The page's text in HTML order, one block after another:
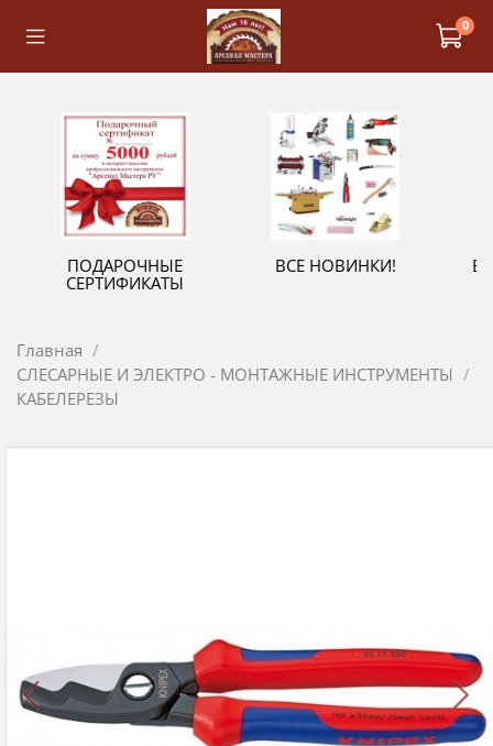
0
ПОДАРОЧНЫЕ
СЕРТИФИКАТЫ
ВСЕ НОВИНКИ!
Главная
СЛЕСАРНЫЕ И ЭЛЕКТРО - МОНТАЖНЫЕ ИНСТРУМЕНТЫ
КАБЕЛЕРЕЗЫ